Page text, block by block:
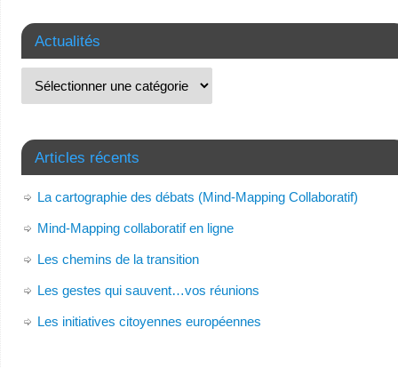
Actualités
Articles récents
La cartographie des débats (Mind-Mapping Collaboratif)
Mind-Mapping collaboratif en ligne
Les chemins de la transition
Les gestes qui sauvent…vos réunions
Les initiatives citoyennes européennes